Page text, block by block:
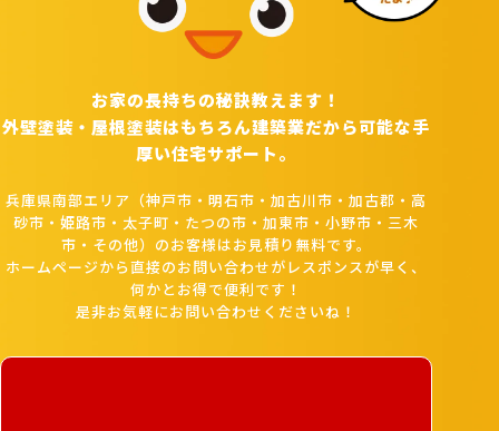
お家の長持ちの秘訣教えます！
外壁塗装・屋根塗装はもちろん建築業だから可能な手
厚い住宅サポート。
兵庫県南部エリア（神戸市・明石市・加古川市・加古郡・高
砂市・姫路市・太子町・たつの市・加東市・小野市・三木
市・その他）のお客様はお見積り無料です。
ホームページから直接のお問い合わせがレスポンスが早く、
何かとお得で便利です！
是非お気軽にお問い合わせくださいね！